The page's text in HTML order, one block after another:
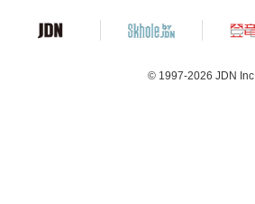
© 1997-2026 JDN